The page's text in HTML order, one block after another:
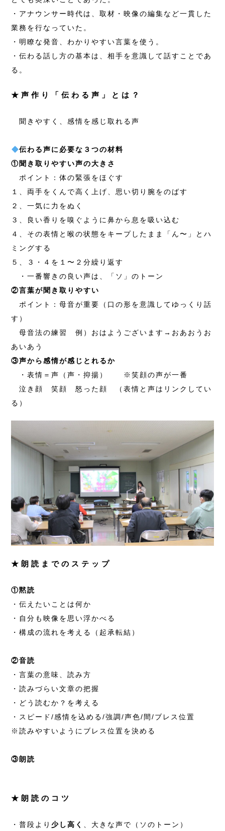
・アナウンサー時代は、取材・映像の編集など一貫した
業務を行なっていた。
・明瞭な発音、わかりやすい言葉を使う。
・伝わる話し方の基本は、相手を意識して話すことであ
る。
★声作り「伝わる声」とは？
聞きやすく、感情を感じ取れる声
伝わる声に必要な３つの材料
①聞き取りやすい声の大きさ
ポイント：体の緊張をほぐす
１、両手をくんで高く上げ、思い切り腕をのばす
２、一気に力をぬく
３、良い香りを嗅ぐように鼻から息を吸い込む
４、その表情と喉の状態をキープしたまま「ん〜」とハ
ミングする
５、３・４を１〜２分繰り返す
・一番響きの良い声は、「ソ」のトーン
②言葉が聞き取りやすい
ポイント：母音が重要（口の形を意識してゆっくり話
す）
母音法の練習 例）おはようございます→おあおうお
あいあう
③声から感情が感じとれるか
・表情＝声（声・抑揚） ※笑顔の声が一番
泣き顔 笑顔 怒った顔 （表情と声はリンクしてい
る）
★朗読までのステップ
①黙読
・伝えたいことは何か
・自分も映像を思い浮かべる
・構成の流れを考える（起承転結）
②音読
・言葉の意味、読み方
・読みづらい文章の把握
・どう読むか？を考える
・スピード/感情を込める/強調/声色/間/ブレス位置
※読みやすいようにブレス位置を決める
③朗読
★朗読のコツ
・普段より少し高く 、大きな声で（ソのトーン）